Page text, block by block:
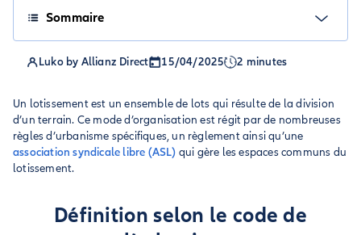
Sommaire
Luko by Allianz Direct 15/04/2025 2 minutes
Un lotissement est un ensemble de lots qui résulte de la division
d’un terrain. Ce mode d’organisation est régit par de nombreuses
règles d’urbanisme spécifiques, un règlement ainsi qu’une
association syndicale libre (ASL) qui gère les espaces communs du
lotissement.
Définition selon le code de